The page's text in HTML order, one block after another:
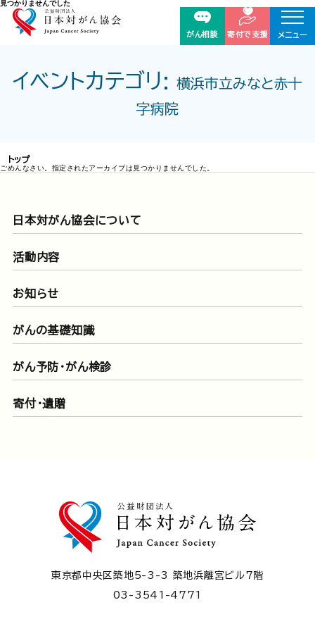
がん相談 寄付で支援 メニュー
イベントカテゴリ:
横浜市立みなと赤十
字病院
トップ
見つかりませんでした
ごめんなさい。指定されたアーカイブは見つかりませんでした。
日本対がん協会について
活動内容
お知らせ
がんの基礎知識
がん予防・がん検診
寄付・遺贈
東京都中央区築地5-3-3 築地浜離宮ビル7階
03-3541-4771